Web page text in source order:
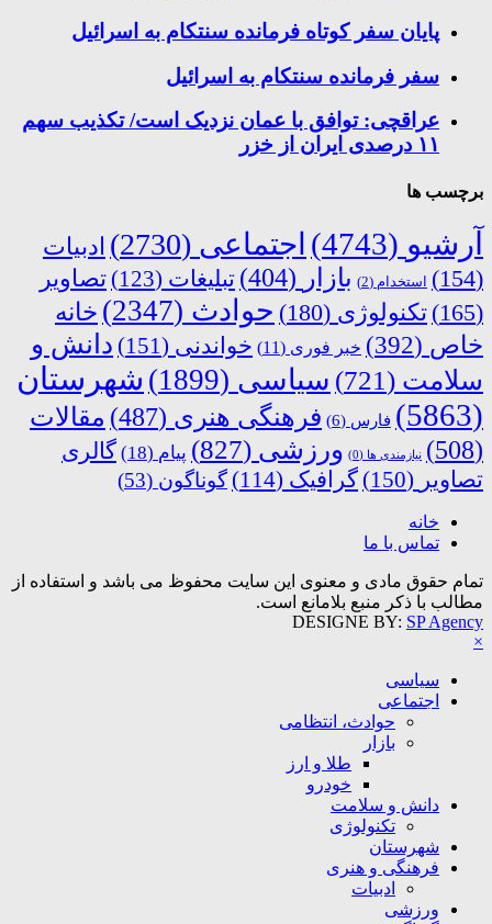
پایان سفر کوتاه فرمانده سنتکام به اسرائیل
سفر فرمانده سنتکام به اسرائیل
عراقچی: توافق با عمان نزدیک است/ تکذیب سهم
۱۱ درصدی ایران از خزر
برچسب ها
آرشیو (4743) اجتماعی (2730)
ادبیات
(154)
استخدام (2) بازار (404) تبلیغات (123)
تصاویر
(165)
تکنولوژی (180) حوادث (2347)
خانه
خاص (392) خبر فوری (11) خواندنی (151)
دانش و
سلامت (721) سیاسی (1899)
شهرستان
(5863)
فارس (6) فرهنگی هنری (487)
مقالات
(508)
نیازمندی ها (0) ورزشی (827) پیام (18)
گالری
تصاویر (150) گرافیک (114) گوناگون (53)
خانه
تماس با ما
تمام حقوق مادی و معنوی این سایت محفوظ می باشد و استفاده از
مطالب با ذکر منبع بلامانع است.
DESIGNE BY: SP Agency
×
سیاسی
اجتماعی
حوادث، انتظامی
بازار
طلا و ارز
خودرو
دانش و سلامت
تکنولوژی
شهرستان
فرهنگی و هنری
ادبیات
ورزشی